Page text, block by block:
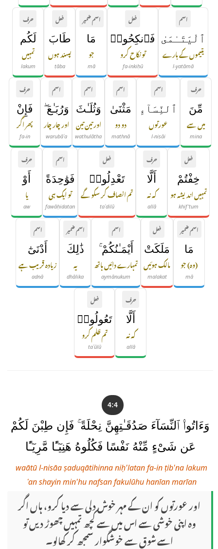
اسم
ٱلْيَتَـٰمَىٰ
یتیموں کے بارے
l-yatāmā
فعل
فَٱنكِحُوا۟
تو نکاح کرو
fa-inkiḥū
اسم ضمیر
مَا
جو
mā
فعل
طَابَ
پسند ہوں
ṭāba
حرف
لَكُم
تمہیں
lakum
حرف
مِّنَ
میں سے
mina
اسم
ٱلنِّسَآءِ
عورتوں
l-nisāi
اسم
مَثْنَىٰ
دو دو
mathnā
اسم
وَثُلَـٰثَ
اور تین تین
wathulātha
اسم
وَرُبَـٰعَ ۖ
اور چار چار
warubāʿa
حرف
فَإِنْ
پھر اگر
fa-in
فعل
خِفْتُمْ
تمہیں اندیشہ ہو
khif'tum
حرف
أَلَّا
کہ نہ
allā
فعل
تَعْدِلُوا۟
تم انصاف کر سکو گے
taʿdilū
اسم
فَوَٰحِدَةً
تو ایک ہی
fawāḥidatan
حرف
أَوْ
یا
aw
اسم ضمیر
مَا
(وہ) جو
mā
فعل
مَلَكَتْ
مالک ہوئیں
malakat
اسم
أَيْمَـٰنُكُمْ ۚ
تمہارے دائیں ہاتھ
aymānukum
اسم ضمیر
ذَٰلِكَ
یہ
dhālika
اسم
أَدْنَىٰٓ
زیادہ قریب ہے
adnā
حرف
أَلَّا
کہ نہ
allā
فعل
تَعُولُوا۟
تم ظلم کرو
taʿūlū
4:4
وَءَاتُوا۟ ٱلنِّسَآءَ صَدُقَـٰتِهِنَّ نِحْلَةً ۚ فَإِن طِبْنَ لَكُمْ
عَن شَىْءٍ مِّنْهُ نَفْسًا فَكُلُوهُ هَنِيٓـًٔا مَّرِيٓـًٔا
waātū l-nisāa ṣaduqātihinna niḥ'latan fa-in ṭib'na lakum
ʿan shayin min'hu nafsan fakulūhu hanīan marīan
اور عورتوں کو ان کے مہر خوش دلی سے دیا کرو، ہاں اگر
وہ اپنی خوشی سے اس میں سے کچھ تمہیں چھوڑ دیں تو
اسے شوق سے خوشگوار سمجھ کر کھالو۔